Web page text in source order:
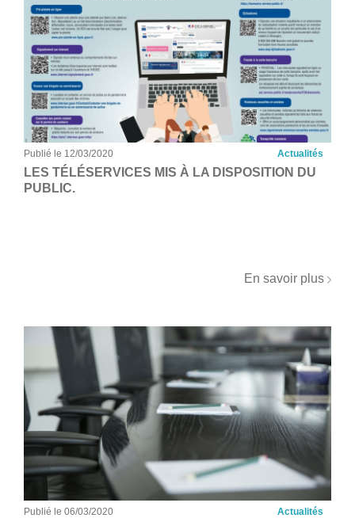
Publié le 12/03/2020 Actualités
LES TÉLÉSERVICES MIS À LA DISPOSITION DU
PUBLIC.
En savoir plus
Publié le 06/03/2020 Actualités